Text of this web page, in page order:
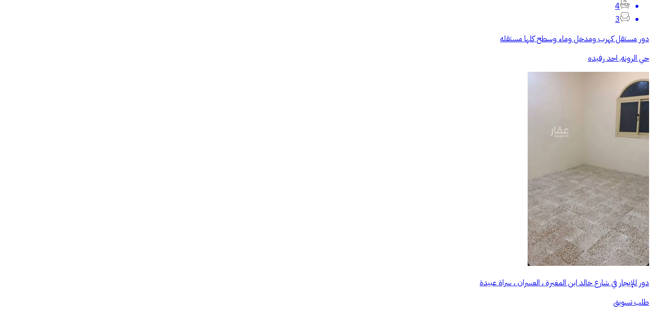
4
3
دور مستقل كهرب ومدخل وماء وسطح كلها مستقله
حي الرونه, احد رفيده
دور للإيجار في شارع خالد ابن المغيرة ، العسران ، سراة عبيدة
طلب تسويق